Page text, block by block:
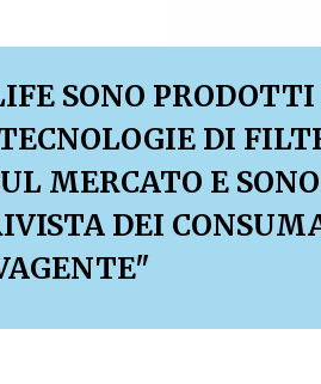
SONO
DI
MERCATO E
DEI